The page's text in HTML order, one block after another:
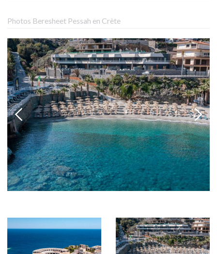
Photos Beresheet Pessah en Crète